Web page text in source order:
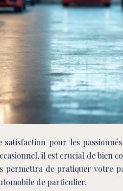
pour les
il est crucial de bien
de pratiquer votre
de particulier.